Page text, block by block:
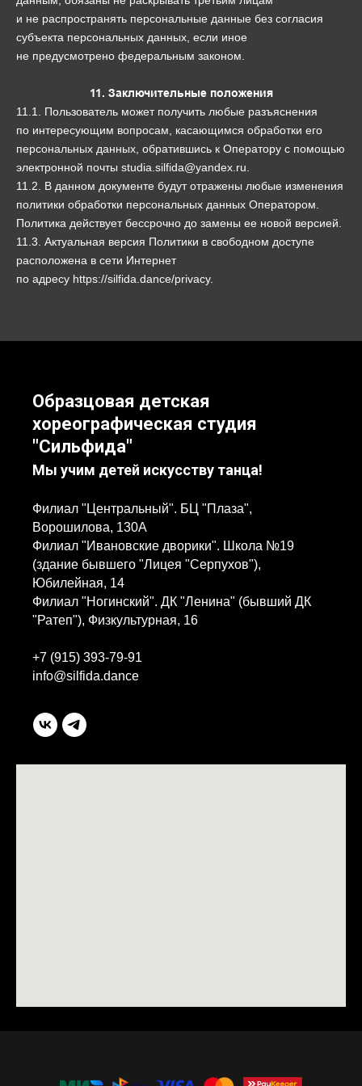
и не распространять персональные данные без согласия
субъекта персональных данных, если иное
не предусмотрено федеральным законом.
11. Заключительные положения
11.1. Пользователь может получить любые разъяснения
по интересующим вопросам, касающимся обработки его
персональных данных, обратившись к Оператору с помощью
электронной почты studia.silfida@yandex.ru.
11.2. В данном документе будут отражены любые изменения
политики обработки персональных данных Оператором.
Политика действует бессрочно до замены ее новой версией.
11.3. Актуальная версия Политики в свободном доступе
расположена в сети Интернет
по адресу https://silfida.dance/privacy.
Образцовая детская
хореографическая студия
"Сильфида"
Мы учим детей искусству танца!
Филиал "Центральный". БЦ "Плаза",
Ворошилова, 130А
Филиал "Ивановские дворики". Школа №19
(здание бывшего "Лицея "Серпухов"),
Юбилейная, 14
Филиал "Ногинский". ДК "Ленина" (бывший ДК
"Ратеп"), Физкультурная, 16
+7 (915) 393-79-91
info@silfida.dance